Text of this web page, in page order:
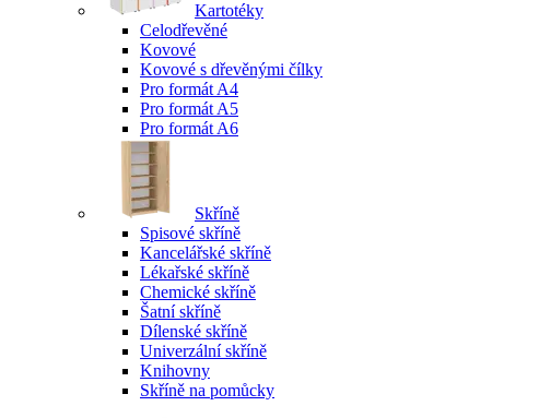
Kartotéky
Celodřevěné
Kovové
Kovové s dřevěnými čílky
Pro formát A4
Pro formát A5
Pro formát A6
Skříně
Spisové skříně
Kancelářské skříně
Lékařské skříně
Chemické skříně
Šatní skříně
Dílenské skříně
Univerzální skříně
Knihovny
Skříně na pomůcky